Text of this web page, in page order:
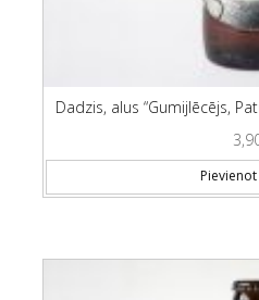
Dadzis, alus “Gumijlēcējs,